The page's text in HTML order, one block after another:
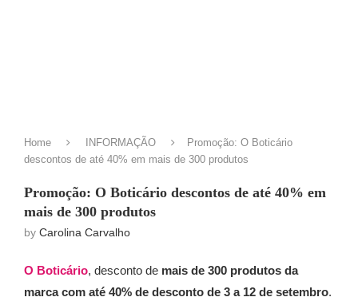
Home INFORMAÇÃO
Promoção: O Boticário
descontos de até 40% em mais de 300 produtos
Promoção: O Boticário descontos de até 40% em
mais de 300 produtos
by Carolina Carvalho
O Boticário, desconto de mais de 300 produtos da
marca com até 40% de desconto de 3 a 12 de setembro.